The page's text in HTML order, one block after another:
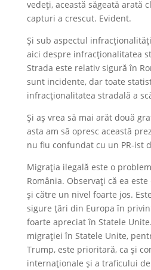
vedeți, această săgeată arată
capturi a crescut. Evident.
Și sub aspectul
aici despre infracționalitatea
Strada este relativ sigură în
sunt incidente, dar toate
infracționalitatea stradală a
Și aș vrea să mai arăt două
asta am să opresc această
nu fiu confundat cu un PR-ist
Migrația ilegală este o
România. Observați că ea
și către un nivel foarte jos.
sigure țări din Europa în
foarte apreciat în Statele
migrației în Statele Unite,
Trump, este prioritară, ca și
internaționale și a traficului